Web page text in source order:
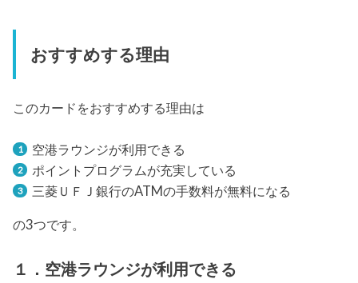
おすすめする理由
このカードをおすすめする理由は
空港ラウンジが利用できる
ポイントプログラムが充実している
三菱ＵＦＪ銀行のATMの手数料が無料になる
の3つです。
１．空港ラウンジが利用できる